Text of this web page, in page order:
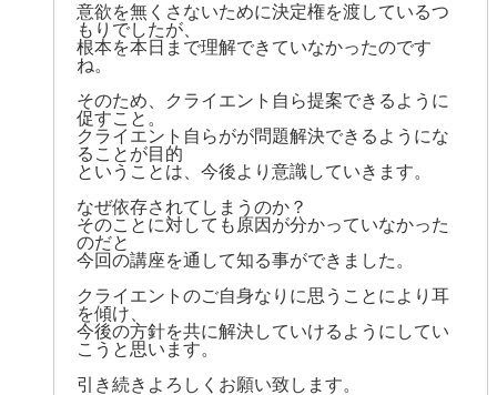
意欲を無くさないために決定権を渡しているつ
もりでしたが、
根本を本日まで理解できていなかったのです
ね。
そのため、クライエント自ら提案できるように
促すこと。
クライエント自らがが問題解決できるようにな
ることが目的
ということは、今後より意識していきます。
なぜ依存されてしまうのか？
そのことに対しても原因が分かっていなかった
のだと
今回の講座を通して知る事ができました。
クライエントのご自身なりに思うことにより耳
を傾け、
今後の方針を共に解決していけるようにしてい
こうと思います。
引き続きよろしくお願い致します。